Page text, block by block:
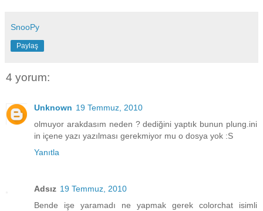
SnooPy
Paylaş
4 yorum:
Unknown 19 Temmuz, 2010
olmuyor arakdasım neden ? dediğini yaptık bunun plung.ini
in içene yazı yazılması gerekmiyor mu o dosya yok :S
Yanıtla
Adsız 19 Temmuz, 2010
Bende işe yaramadı ne yapmak gerek colorchat isimli